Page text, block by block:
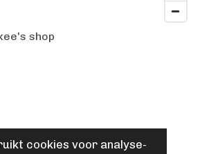
cookies voor analyse-
shop